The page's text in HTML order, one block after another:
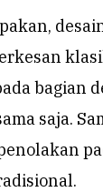
bagian
saja.